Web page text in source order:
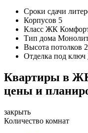
Сроки сдачи
Корпусов 5
Класс ЖК
Тип дома
Высота потолков
Отделка под ключ
Квартиры в
цены и
закрыть
Количество комнат